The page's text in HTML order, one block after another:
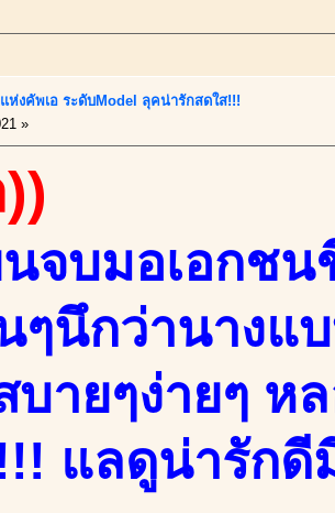
งคัพเอ ระดับModel ลุคน่ารักสดใส!!!
»
จบมอเอกชน
ๆนึกว่านางแ
ายๆง่ายๆ ห
แลดูน่ารักดี